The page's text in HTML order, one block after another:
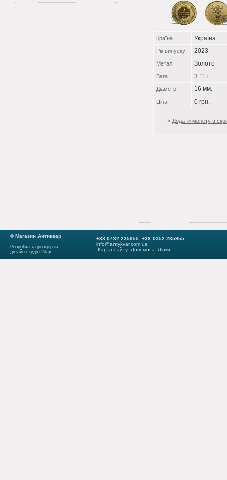
Країна Україна
Рік випуску 2023
Метал Золото
Вага 3.11 г.
Діаметр 16 мм.
Ціна 0 грн.
< Додати монету в
© Магазин Антиквар
Розробка та розкрутка
дизайн студія 2day
+38 0732 235955 +38 0352 235955
info@antykvar.com.ua
Карта сайту
Допомога Лінки